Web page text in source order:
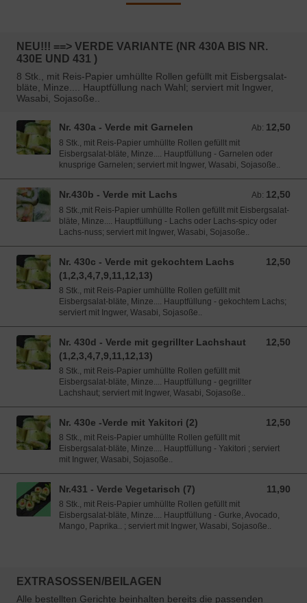
NEU!!! ==> VERDE VARIANTE (NR 430A BIS NR.
430E UND 431 )
8 Stk., mit Reis-Papier umhüllte Rollen gefüllt mit Eisbergsalat-
bläte, Minze.... Hauptfüllung nach Wahl; serviert mit Ingwer,
Wasabi, Sojasoße..
Nr. 430a - Verde mit Garnelen Ab: 12,50
Ab: 12,50 EUR
8 Stk., mit Reis-Papier umhüllte Rollen gefüllt mit
Eisbergsalat-bläte, Minze.... Hauptfüllung - Garnelen oder
knusprige Garnelen; serviert mit Ingwer, Wasabi, Sojasoße..
Nr.430b - Verde mit Lachs Ab: 12,50
Ab: 12,50 EUR
8 Stk.,mit Reis-Papier umhüllte Rollen gefüllt mit Eisbergsalat-
bläte, Minze.... Hauptfüllung - Lachs oder Lachs-spicy oder
Lachs-nuss; serviert mit Ingwer, Wasabi, Sojasoße..
Nr. 430c - Verde mit gekochtem Lachs
(1,2,3,4,7,9,11,12,13)
12,50
12,50 EUR
8 Stk., mit Reis-Papier umhüllte Rollen gefüllt mit
Eisbergsalat-bläte, Minze.... Hauptfüllung - gekochtem Lachs;
serviert mit Ingwer, Wasabi, Sojasoße..
Nr. 430d - Verde mit gegrillter Lachshaut
(1,2,3,4,7,9,11,12,13)
12,50
12,50 EUR
8 Stk., mit Reis-Papier umhüllte Rollen gefüllt mit
Eisbergsalat-bläte, Minze.... Hauptfüllung - gegrillter
Lachshaut; serviert mit Ingwer, Wasabi, Sojasoße..
Nr. 430e -Verde mit Yakitori (2) 12,50
12,50 EUR
8 Stk., mit Reis-Papier umhüllte Rollen gefüllt mit
Eisbergsalat-bläte, Minze.... Hauptfüllung - Yakitori ; serviert
mit Ingwer, Wasabi, Sojasoße..
Nr.431 - Verde Vegetarisch (7) 11,90
11,90 EUR
8 Stk., mit Reis-Papier umhüllte Rollen gefüllt mit
Eisbergsalat-bläte, Minze.... Hauptfüllung - Gurke, Avocado,
Mango, Paprika.. ; serviert mit Ingwer, Wasabi, Sojasoße..
EXTRASOSSEN/BEILAGEN
Alle bestellten Gerichte beinhalten bereits die passenden